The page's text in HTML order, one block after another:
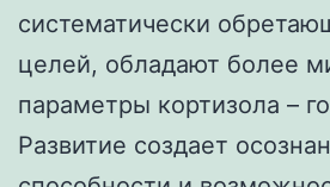
систематически
целей, обладают более
параметры кортизола –
Развитие создает